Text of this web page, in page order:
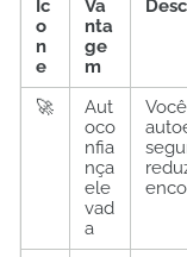
Íc
o
n
e
Va
nta
ge
m
🚀
Aut
oco
nfia
nça
ele
vad
a